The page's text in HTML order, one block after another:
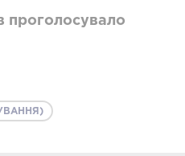
проголосувало